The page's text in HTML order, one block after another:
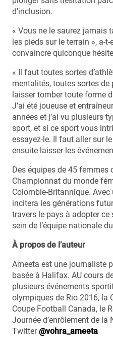
d’inclusion.
« Vous ne le saurez jamais
les pieds sur le terrain », a-
convaincre quiconque
« Il faut toutes sortes
mentalités, toutes sortes
laisser tomber toute forme
J’ai été joueuse et
années et j’ai vu plusieurs
sport, et si ce sport vous
essayez-le. Il faut aller sur
ensuite laisser les
Des équipes de 45 femmes
Championnat du monde
Colombie-Britannique. Avec
incitera les générations
travers le pays à adopter
sein de l’équipe nationale
À propos de l’auteur
Ameeta est une journaliste
basée à Halifax. AU cours
plusieurs événements
olympiques de Rio 2016, la
Coupe Football Canada, le
Journée d’enrôlement de la
Twitter@vohra_ameeta